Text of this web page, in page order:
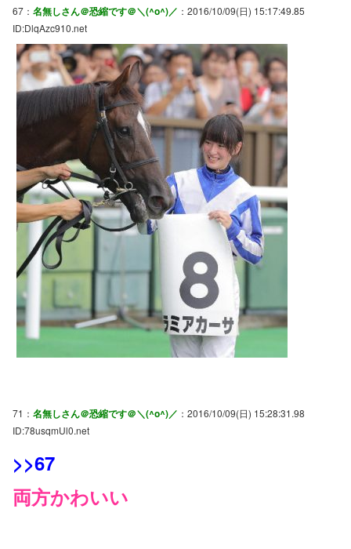
67： 名無しさん＠恐縮です＠＼(^o^)／ ：2016/10/09(日) 15:17:49.85
ID:DlqAzc910.net
71： 名無しさん＠恐縮です＠＼(^o^)／ ：2016/10/09(日) 15:28:31.98
ID:78usqmUl0.net
>>67
両方かわいい